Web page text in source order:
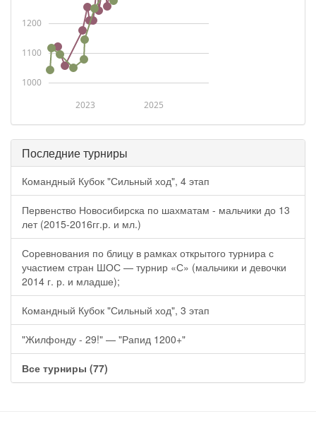
2023 2025
1000
1100
1200
Последние турниры
Командный Кубок "Сильный ход", 4 этап
Первенство Новосибирска по шахматам - мальчики до 13
лет (2015-2016гг.р. и мл.)
Соревнования по блицу в рамках открытого турнира с
участием стран ШОС — турнир «С» (мальчики и девочки
2014 г. р. и младше);
Командный Кубок "Сильный ход", 3 этап
"Жилфонду - 29!" — "Рапид 1200+"
Все турниры (77)